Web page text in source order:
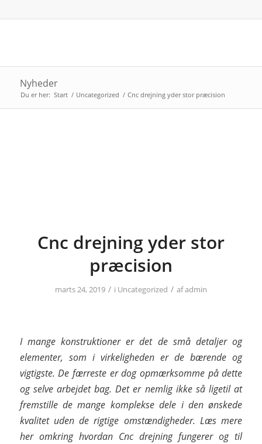
Nyheder
Du er her: Start / Uncategorized / Cnc drejning yder stor præcision
Cnc drejning yder stor
præcision
marts 24, 2019 / i Uncategorized / afadmin
I mange konstruktioner er det de små detaljer og
elementer, som i virkeligheden er de bærende og
vigtigste. De færreste er dog opmærksomme på dette
og selve arbejdet bag. Det er nemlig ikke så ligetil at
fremstille de mange komplekse dele i den ønskede
kvalitet uden de rigtige omstændigheder. Læs mere
her omkring hvordan Cnc drejning fungerer og til